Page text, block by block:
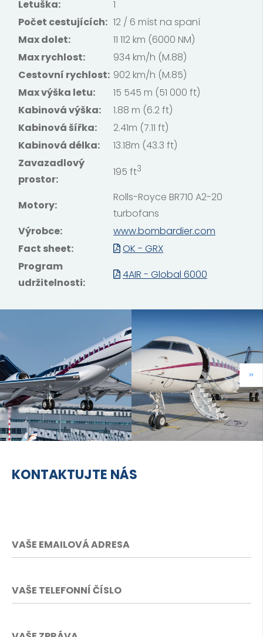
Letuška:
1
Počet cestujících: 12 / 6 míst na spaní
Max dolet:
11 112 km (6000 NM)
Max rychlost:
934 km/h (M.88)
Cestovní rychlost: 902 km/h (M.85)
Max výška letu:
15 545 m (51 000 ft)
Kabinová výška:
1.88 m (6.2 ft)
Kabinová šířka:
2.41m (7.11 ft)
Kabinová délka:
13.18m (43.3 ft)
Zavazadlový
prostor:
195 ft3
Motory:
Rolls-Royce BR710 A2-20
turbofans
Výrobce:
www.bombardier.com
Fact sheet:
OK - GRX
Program
udržitelnosti:
4AIR - Global 6000
KONTAKTUJTE NÁS